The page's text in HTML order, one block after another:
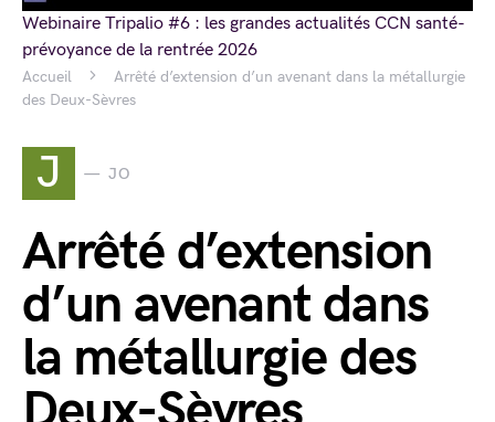
Accueil
Arrêté d’extension d’un avenant dans la métallurgie
des Deux-Sèvres
J JO
Arrêté d’extension
d’un avenant dans
la métallurgie des
Webinaire Tripalio #6 : les grandes actualités CCN santé-
prévoyance de la rentrée 2026